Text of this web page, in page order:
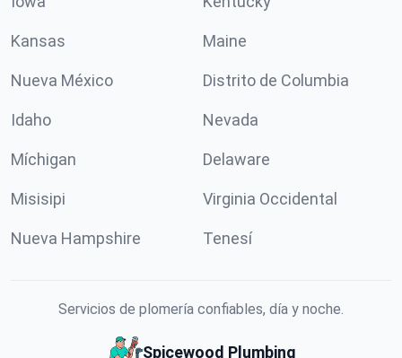
Kansas Maine
Nueva México Distrito de Columbia
Idaho Nevada
Míchigan Delaware
Misisipi Virginia Occidental
Nueva Hampshire Tenesí
Servicios de plomería confiables, día y noche.
Spicewood Plumbing